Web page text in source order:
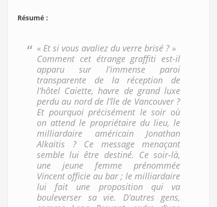
Résumé :
« Et si vous avaliez du verre brisé ? »
Comment cet étrange graffiti est-il
apparu sur l’immense paroi
transparente de la réception de
l’hôtel Caiette, havre de grand luxe
perdu au nord de l’île de Vancouver ?
Et pourquoi précisément le soir où
on attend le propriétaire du lieu, le
milliardaire américain Jonathan
Alkaitis ? Ce message menaçant
semble lui être destiné. Ce soir-là,
une jeune femme prénommée
Vincent officie au bar ; le milliardaire
lui fait une proposition qui va
bouleverser sa vie. D’autres gens,